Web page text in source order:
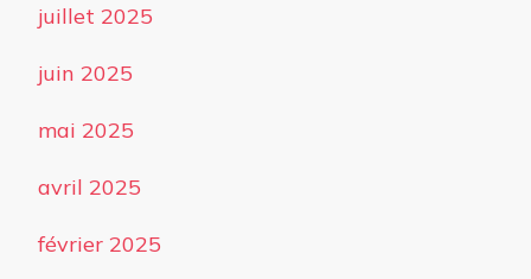
juillet 2025
juin 2025
mai 2025
avril 2025
février 2025